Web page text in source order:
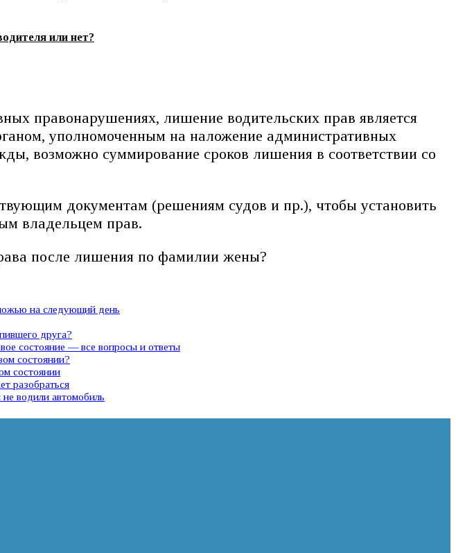
или нет?
правонарушениях, лишение водительских прав является
уполномоченным на наложение административных
возможно суммирование сроков лишения в соответствии со
документам (решениям судов и пр.), чтобы установить
владельцем прав.
после лишения по фамилии жены?
на следующий день
друга?
состояние — все вопросы и ответы
состоянии?
состоянии
разобраться
водили автомобиль